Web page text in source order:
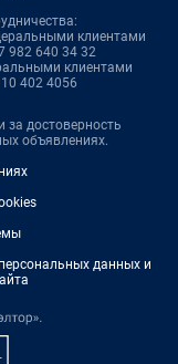
клиентами
982 640 34 32
клиентами
402 4056
за достоверность
объявлениях.
данных и